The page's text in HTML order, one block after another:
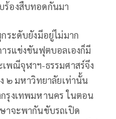
ร้องสืบทอดกันมา
ระดับยังมีอยู่ไม่มาก
รแข่งขันฟุตบอลเองก็มี
พณีจุฬาฯ-ธรรมศาสร์จึง
๒ มหาวิทยาลัยเท่านั้น
รุงเทพมหานคร ในตอน
าจะพากันขับรถเปิด